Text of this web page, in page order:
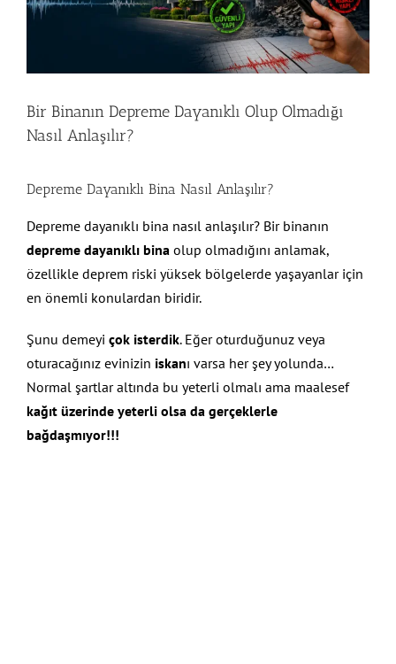
Bir Binanın Depreme Dayanıklı Olup Olmadığı
Nasıl Anlaşılır?
Depreme Dayanıklı Bina Nasıl Anlaşılır?
Depreme dayanıklı bina nasıl anlaşılır? Bir binanın
depreme dayanıklı binaolup olmadığını anlamak,
özellikle deprem riski yüksek bölgelerde yaşayanlar için
en önemli konulardan biridir.
Şunu demeyi çok isterdik. Eğer oturduğunuz veya
oturacağınız evinizin iskanı varsa her şey yolunda…
Normal şartlar altında bu yeterli olmalı ama maalesef
kağıt üzerinde yeterli olsa da gerçeklerle
bağdaşmıyor!!!